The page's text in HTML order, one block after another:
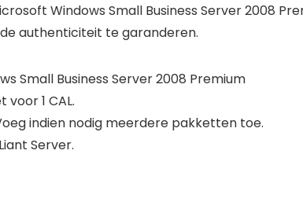
Windows Small Business Server 2008
authenticiteit te garanderen.
Small Business Server 2008 Premium
1 CAL.
indien nodig meerdere pakketten toe.
Server.